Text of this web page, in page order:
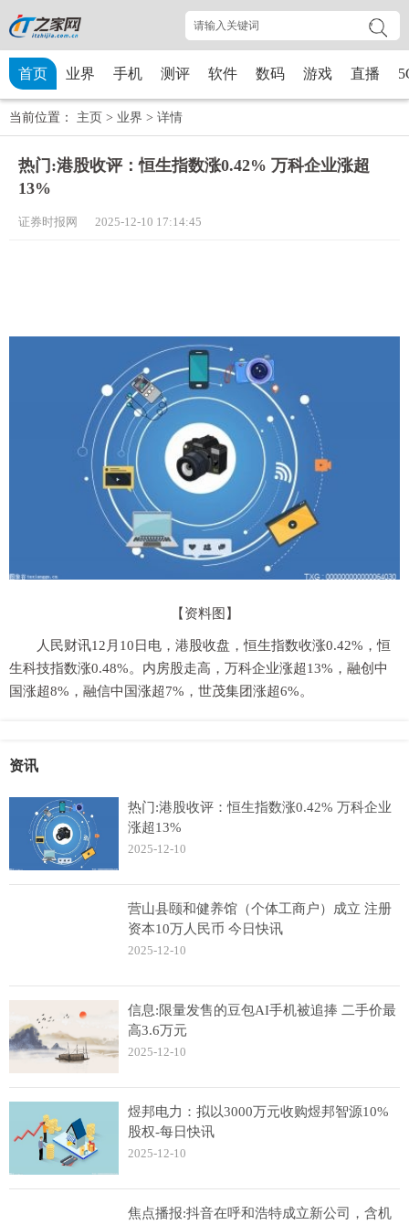
首页 业界 手机 测评 软件 数码 游戏 直播
当前位置： 主页 > 业界 > 详情
热门:港股收评：恒生指数涨0.42% 万科企业涨超
13%
证券时报网 2025-12-10 17:14:45
【资料图】
人民财讯12月10日电，港股收盘，恒生指数收涨0.42%，恒
生科技指数涨0.48%。内房股走高，万科企业涨超13%，融创中
国涨超8%，融信中国涨超7%，世茂集团涨超6%。
资讯
热门:港股收评：恒生指数涨0.42% 万科企业
涨超13%
2025-12-10
营山县颐和健养馆（个体工商户）成立 注册
资本10万人民币 今日快讯
2025-12-10
信息:限量发售的豆包AI手机被追捧 二手价最
高3.6万元
2025-12-10
煜邦电力：拟以3000万元收购煜邦智源10%
股权-每日快讯
2025-12-10
焦点播报:抖音在呼和浩特成立新公司，含机